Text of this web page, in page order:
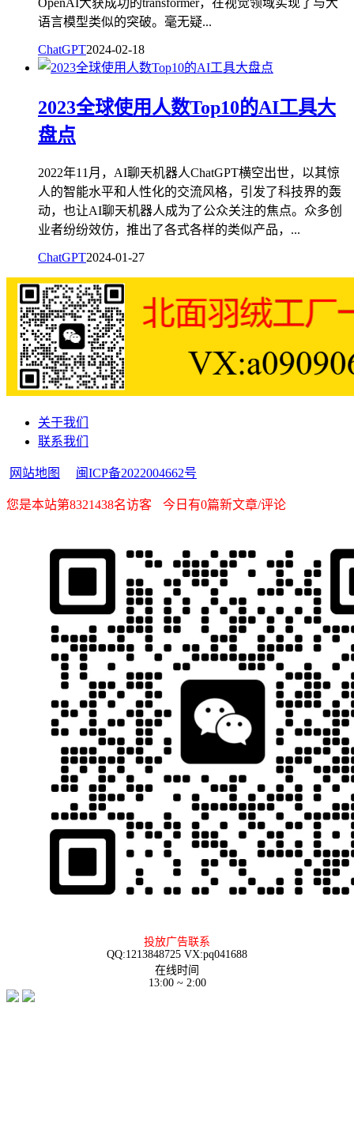
语言模型类似的突破。毫无疑...
ChatGPT2024-02-18
2023全球使用人数Top10的AI工具大
盘点
2022年11月，AI聊天机器人ChatGPT横空出世，以其惊
人的智能水平和人性化的交流风格，引发了科技界的轰
动，也让AI聊天机器人成为了公众关注的焦点。众多创
业者纷纷效仿，推出了各式各样的类似产品，...
ChatGPT2024-01-27
关于我们
联系我们
网站地图 闽ICP备2022004662号
您是本站第8321438名访客 今日有0篇新文章/评论
投放广告联系
QQ:1213848725 VX:pq041688
在线时间
13:00 ~ 2:00